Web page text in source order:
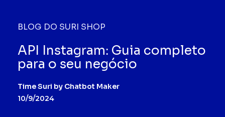
BLOG DO SURI SHOP
API Instagram: Guia completo
para o seu negócio
Time Suri by Chatbot Maker
10/9/2024